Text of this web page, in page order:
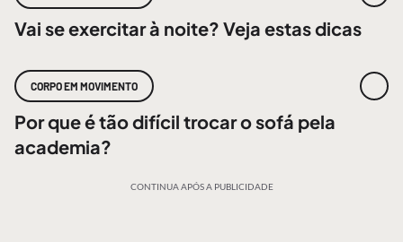
Vai se exercitar à noite? Veja estas dicas
CORPO EM MOVIMENTO
Por que é tão difícil trocar o sofá pela
academia?
CONTINUA APÓS A PUBLICIDADE